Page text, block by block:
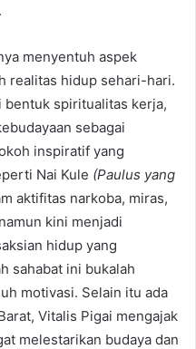
menyentuh aspek
realitas hidup sehari-hari.
bentuk spiritualitas kerja,
sebagai
inspiratif yang
Nai Kule (Paulus yang
aktifitas narkoba, miras,
kini menjadi
hidup yang
sahabat ini bukalah
motivasi. Selain itu ada
Vitalis Pigai mengajak
melestarikan budaya dan